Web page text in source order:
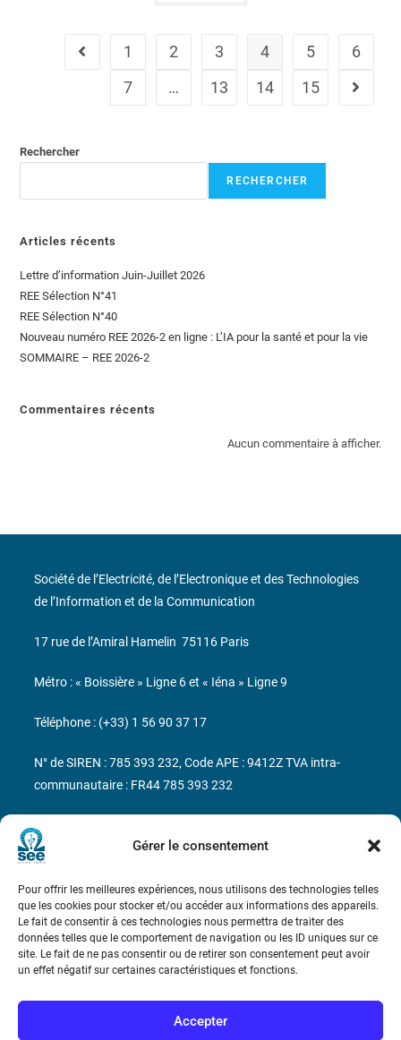
Gérer le consentement
Pour offrir les meilleures expériences, nous utilisons des technologies telles
que les cookies pour stocker et/ou accéder aux informations des appareils.
Le fait de consentir à ces technologies nous permettra de traiter des
données telles que le comportement de navigation ou les ID uniques sur ce
site. Le fait de ne pas consentir ou de retirer son consentement peut avoir
un effet négatif sur certaines caractéristiques et fonctions.
Accepter
1 2 3 4 5
6
7
… 13 14 15
Rechercher
RECHERCHER
Articles récents
Lettre d’information Juin-Juillet 2026
REE Sélection N°41
REE Sélection N°40
Nouveau numéro REE 2026-2 en ligne : L’IA pour la santé et pour la vie
SOMMAIRE – REE 2026-2
Commentaires récents
Aucun commentaire à afficher.
Bicentenaire des découvertes d’André-
Marie Ampère
Conditions Générales de Vente
Mentions légales
Contact
Société de l’Electricité, de l’Electronique et des Technologies
de l’Information et de la Communication
17 rue de l’Amiral Hamelin 75116 Paris
Métro : « Boissière » Ligne 6 et « Iéna » Ligne 9
Téléphone : (+33) 1 56 90 37 17
N° de SIREN : 785 393 232, Code APE : 9412Z TVA intra-
communautaire : FR44 785 393 232